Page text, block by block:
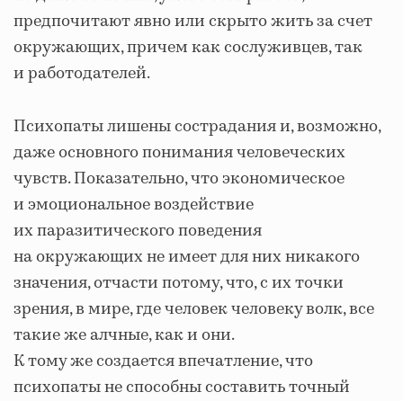
предпочитают явно или скрыто жить за счет
окружающих, причем как сослуживцев, так
и работодателей.
Психопаты лишены сострадания и, возможно,
даже основного понимания человеческих
чувств. Показательно, что экономическое
и эмоциональное воздействие
их паразитического поведения
на окружающих не имеет для них никакого
значения, отчасти потому, что, с их точки
зрения, в мире, где человек человеку волк, все
такие же алчные, как и они.
К тому же создается впечатление, что
психопаты не способны составить точный